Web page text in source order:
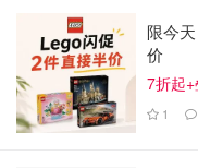
限今
价
7折起
1